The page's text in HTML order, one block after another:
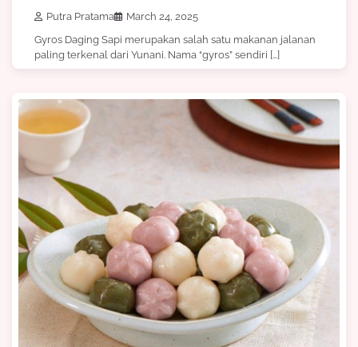
Putra Pratama
March 24, 2025
Gyros Daging Sapi merupakan salah satu makanan jalanan
paling terkenal dari Yunani. Nama “gyros” sendiri […]